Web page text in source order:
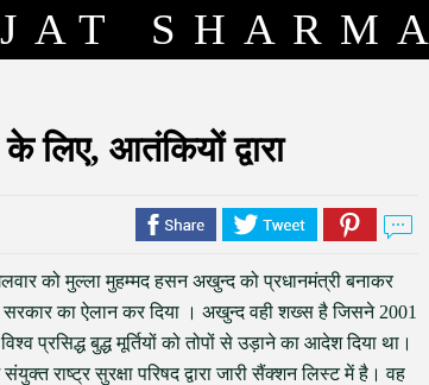
SHARMA
लिए, आतंकियों द्वारा
को मुल्ला मुहम्मद हसन अखुन्द को प्रधानमंत्री बनाकर
सरकार का ऐलान कर दिया । अखुन्द वही शख्स है जिसने 2001
प्रसिद्ध बुद्ध मूर्तियों को तोपों से उड़ाने का आदेश दिया था।
राष्ट्र सुरक्षा परिषद द्वारा जारी सैंक्शन लिस्ट में है। वह